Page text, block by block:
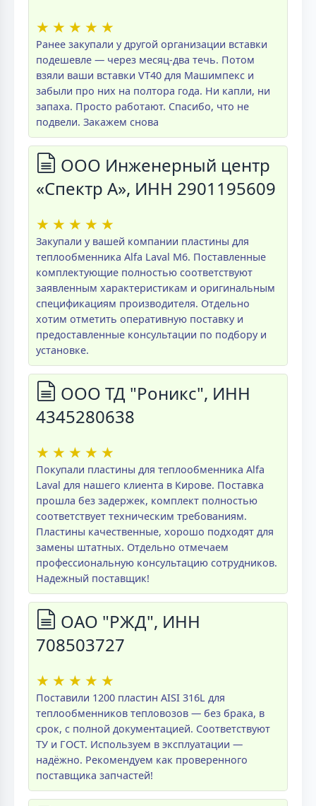
★ ★ ★ ★ ★
Ранее закупали у другой организации вставки
подешевле — через месяц-два течь. Потом
взяли ваши вставки VT40 для Машимпекс и
забыли про них на полтора года. Ни капли, ни
запаха. Просто работают. Спасибо, что не
подвели. Закажем снова
ООО Инженерный центр
«Спектр А», ИНН 2901195609
★ ★ ★ ★ ★
Закупали у вашей компании пластины для
теплообменника Alfa Laval M6. Поставленные
комплектующие полностью соответствуют
заявленным характеристикам и оригинальным
спецификациям производителя. Отдельно
хотим отметить оперативную поставку и
предоставленные консультации по подбору и
установке.
ООО ТД "Роникс", ИНН
4345280638
★ ★ ★ ★ ★
Покупали пластины для теплообменника Alfa
Laval для нашего клиента в Кирове. Поставка
прошла без задержек, комплект полностью
соответствует техническим требованиям.
Пластины качественные, хорошо подходят для
замены штатных. Отдельно отмечаем
профессиональную консультацию сотрудников.
Надежный поставщик!
ОАО "РЖД", ИНН
708503727
★ ★ ★ ★ ★
Поставили 1200 пластин AISI 316L для
теплообменников тепловозов — без брака, в
срок, с полной документацией. Соответствуют
ТУ и ГОСТ. Используем в эксплуатации —
надёжно. Рекомендуем как проверенного
поставщика запчастей!